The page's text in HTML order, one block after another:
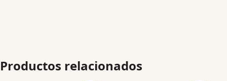
Productos relacionados